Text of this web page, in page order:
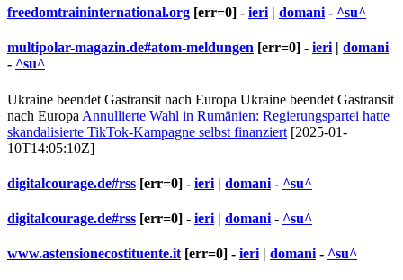
freedomtraininternational.org [err=0] - ieri | domani - ^su^
multipolar-magazin.de#atom-meldungen [err=0] - ieri | domani
- ^su^
Ukraine beendet Gastransit nach Europa Ukraine beendet Gastransit
nach Europa Annullierte Wahl in Rumänien: Regierungspartei hatte
skandalisierte TikTok-Kampagne selbst finanziert [2025-01-
10T14:05:10Z]
digitalcourage.de#rss [err=0] - ieri | domani - ^su^
digitalcourage.de#rss [err=0] - ieri | domani - ^su^
www.astensionecostituente.it [err=0] - ieri | domani - ^su^